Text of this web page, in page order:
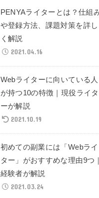
PENYAライターとは？仕組
や登録方法、課題対策を詳し
く解説
2021.04.16
Webライターに向いている人
が持つ10の特徴｜現役ライタ
ーが解説
2021.10.19
初めての副業には「Webライ
ター」がおすすめな理由9つ｜
経験者が解説
2021.03.24